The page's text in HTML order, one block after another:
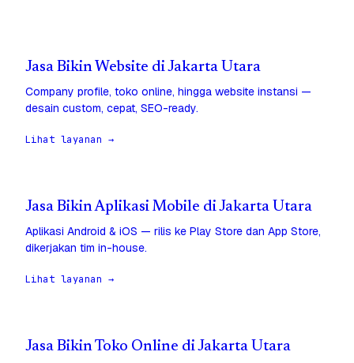
Jasa Bikin Website di Jakarta Utara
Company profile, toko online, hingga website instansi —
desain custom, cepat, SEO-ready.
Lihat layanan →
Jasa Bikin Aplikasi Mobile di Jakarta Utara
Aplikasi Android & iOS — rilis ke Play Store dan App Store,
dikerjakan tim in-house.
Lihat layanan →
Jasa Bikin Toko Online di Jakarta Utara